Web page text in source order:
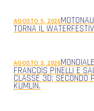
AGOSTO 5, 2026
TORNA IL
AGOSTO 3, 2026
FRANCOIS PINELLI E
CLASSE 3D; SECONDO
KUMLIN.